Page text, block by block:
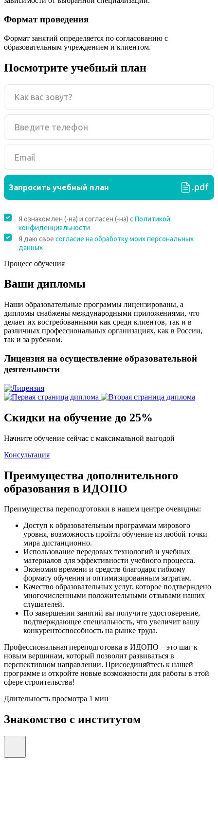
Формат проведения
Формат занятий определяется по согласованию с
образовательным учреждением и клиентом.
Посмотрите учебный план
Процесс обучения
Ваши дипломы
Наши образовательные программы лицензированы, а
дипломы снабжены международными приложениями, что
делает их востребованными как среди клиентов, так и в
различных профессиональных организациях, как в России,
так и за рубежом.
Лицензия на осуществление образовательной
деятельности
Скидки на обучение до 25%
Начните обучение сейчас с максимальной выгодой
Консультация
Преимущества дополнительного
образования в ИДОПО
Преимущества переподготовки в нашем центре очевидны:
Доступ к образовательным программам мирового
уровня, возможность пройти обучение из любой точки
мира дистанционно.
Использование передовых технологий и учебных
материалов для эффективности учебного процесса.
Экономия времени и средств благодаря гибкому
формату обучения и оптимизированным затратам.
Качество образовательных услуг, которое подтверждено
многочисленными положительными отзывами наших
слушателей.
По завершении занятий вы получите удостоверение,
подтверждающее специальность, что увеличит вашу
конкурентоспособность на рынке труда.
Профессиональная переподготовка в ИДОПО – это шаг к
новым вершинам, который позволит развиваться в
перспективном направлении. Присоединяйтесь к нашей
программе и откройте новые возможности для работы в этой
сфере строительства!
Длительность просмотра 1 мин
Знакомство с институтом